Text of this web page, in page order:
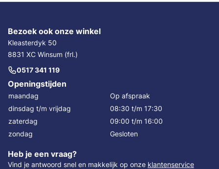
Bezoek ook onze winkel
Kleasterdyk 50
8831 XC Winsum (frl.)
0517 341 119
Openingstijden
maandag
Op afspraak
dinsdag t/m vrijdag
08:30 t/m 17:30
zaterdag
09:00 t/m 16:00
zondag
Gesloten
Heb je een vraag?
Vind je antwoord snel en makkelijk op onze klantenservice